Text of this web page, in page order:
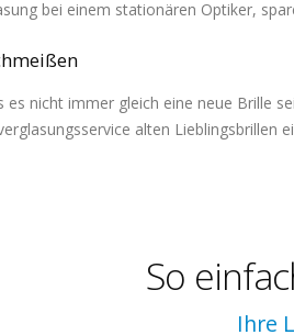
bei einem stationären Optiker,
es nicht immer gleich eine neue Brille
alten Lieblingsbrillen
So
Ihre